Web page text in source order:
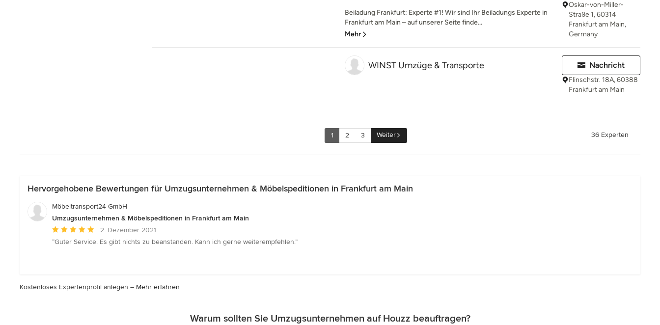
Beiladung Frankfurt: Experte #1! Wir sind Ihr Beiladungs Experte in
Frankfurt am Main – auf unserer Seite finde...
Mehr
Oskar-von-Miller-
Straße 1, 60314
Frankfurt am Main,
Germany
WINST Umzüge & Transporte Nachricht
Flinschstr. 18A, 60388
Frankfurt am Main
1 2 3 Weiter 36 Experten
Hervorgehobene Bewertungen für Umzugsunternehmen & Möbelspeditionen in Frankfurt am Main
Möbeltransport24 GmbH
Umzugsunternehmen & Möbelspeditionen in Frankfurt am Main
Durchschnittliche
Bewertung:
2. Dezember 2021
“Guter Service. Es gibt nichts zu beanstanden. Kann ich gerne weiterempfehlen.”
Kostenloses Expertenprofil anlegen – Mehr erfahren
Warum sollten Sie Umzugsunternehmen auf Houzz beauftragen?